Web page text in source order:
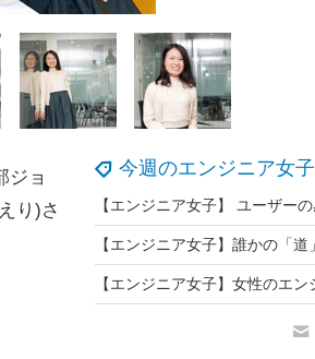
今週のエンジニア女子
ジョ
り)さ